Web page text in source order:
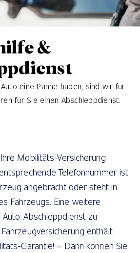
&
eine Panne haben, sind wir für
für Sie einen Abschleppdienst.
Mobilitäts-Versicherung
Telefonnummer ist
angebracht oder steht in
Fahrzeugs. Eine weitere
Abschleppdienst zu
enthält
Garantie! – Dann können Sie